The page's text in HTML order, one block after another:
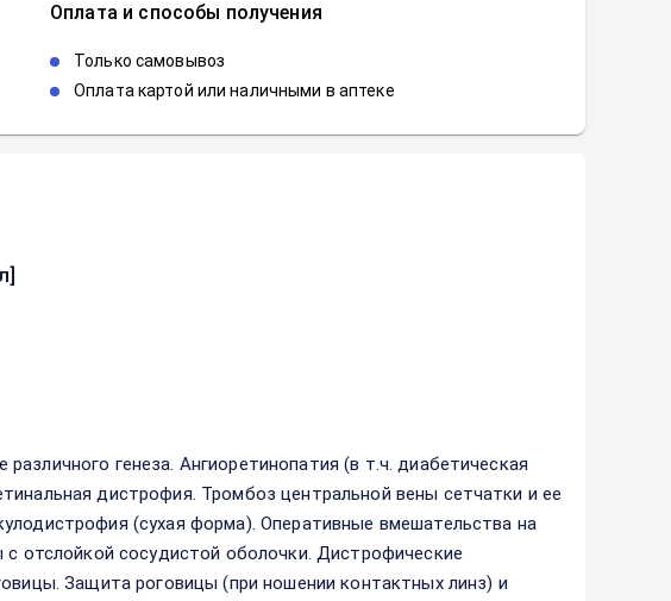
Оплата и способы получения
Только самовывоз
Оплата картой или наличными в аптеке
генеза. Ангиоретинопатия (в т.ч. диабетическая
дистрофия. Тромбоз центральной вены сетчатки и ее
(сухая форма). Оперативные вмешательства на
с отслойкой сосудистой оболочки. Дистрофические
Защита роговицы (при ношении контактных линз) и